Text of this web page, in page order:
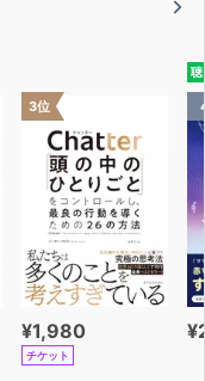
3位
¥1,980
チケット
聴